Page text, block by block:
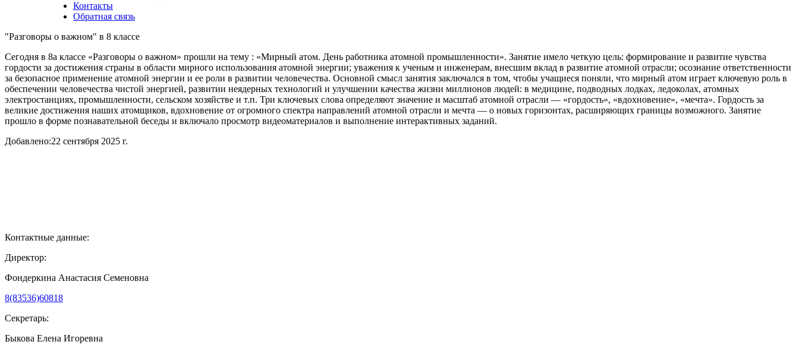
Контакты
Обратная связь
"Разговоры о важном" в 8 классе
Сегодня в 8а классе «Разговоры о важном» прошли на тему : «Мирный атом. День работника атомной промышленности». Занятие имело четкую цель: формирование и развитие чувства
гордости за достижения страны в области мирного использования атомной энергии; уважения к ученым и инженерам, внесшим вклад в развитие атомной отрасли; осознание ответственности
за безопасное применение атомной энергии и ее роли в развитии человечества. Основной смысл занятия заключался в том, чтобы учащиеся поняли, что мирный атом играет ключевую роль в
обеспечении человечества чистой энергией, развитии неядерных технологий и улучшении качества жизни миллионов людей: в медицине, подводных лодках, ледоколах, атомных
электростанциях, промышленности, сельском хозяйстве и т.п. Три ключевых слова определяют значение и масштаб атомной отрасли — «гордость», «вдохновение», «мечта». Гордость за
великие достижения наших атомщиков, вдохновение от огромного спектра направлений атомной отрасли и мечта — о новых горизонтах, расширяющих границы возможного. Занятие
прошло в форме познавательной беседы и включало просмотр видеоматериалов и выполнение интерактивных заданий.
Добавлено:22 сентября 2025 г.
Контактные данные:
Директор:
Фондеркина Анастасия Семеновна
8(83536)60818
Секретарь:
Быкова Елена Игоревна